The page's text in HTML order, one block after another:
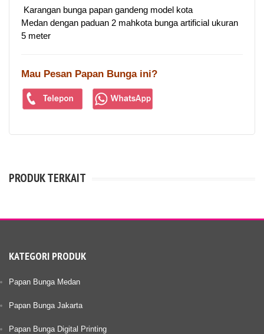
Karangan bunga papan gandeng model kota
Medan dengan paduan 2 mahkota bunga artificial ukuran
5 meter
Mau Pesan Papan Bunga ini?
PRODUK TERKAIT
KATEGORI PRODUK
Papan Bunga Medan
Papan Bunga Jakarta
Papan Bunga Digital Printing